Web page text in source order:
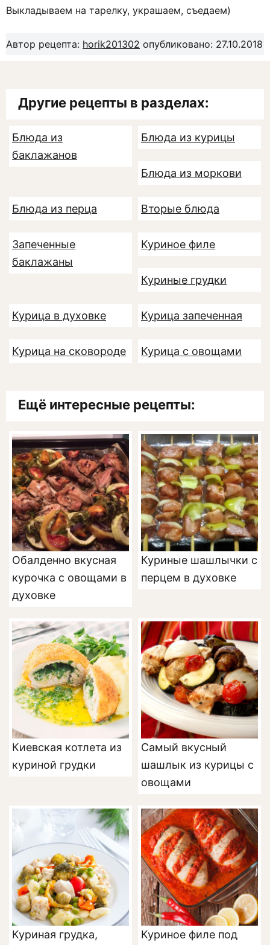
Выкладываем на тарелку, украшаем, съедаем)
Автор рецепта: horik201302 опубликовано: 27.10.2018
Другие рецепты в разделах:
Блюда из
баклажанов
Блюда из курицы
Блюда из моркови
Блюда из перца Вторые блюда
Запеченные
баклажаны
Куриное филе
Куриные грудки
Курица в духовке Курица запеченная
Курица на сковороде Курица с овощами
Ещё интересные рецепты:
Обалденно вкусная
курочка с овощами в
духовке
Куриные шашлычки с
перцем в духовке
Киевская котлета из
куриной грудки
Самый вкусный
шашлык из курицы с
овощами
Куриная грудка,
Куриное филе под